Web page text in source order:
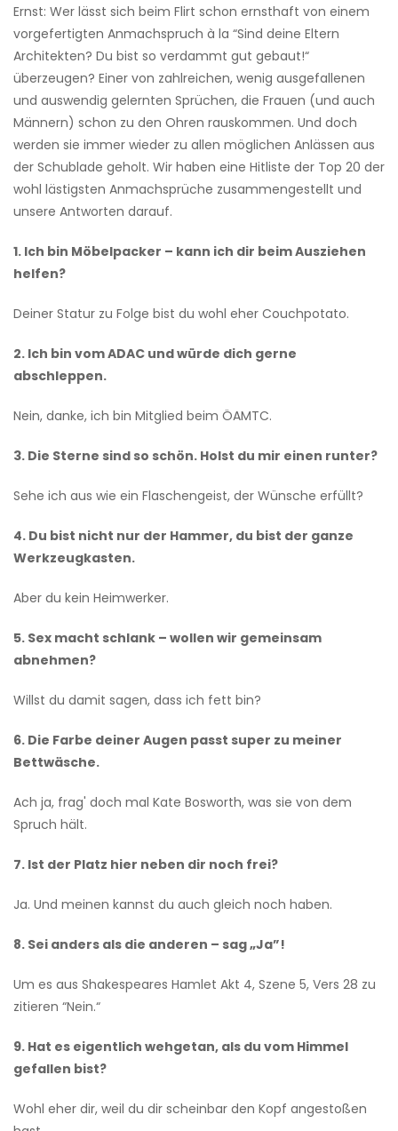
Ernst: Wer lässt sich beim Flirt schon ernsthaft von einem
vorgefertigten Anmachspruch à la “Sind deine Eltern
Architekten? Du bist so verdammt gut gebaut!“
überzeugen? Einer von zahlreichen, wenig ausgefallenen
und auswendig gelernten Sprüchen, die Frauen (und auch
Männern) schon zu den Ohren rauskommen. Und doch
werden sie immer wieder zu allen möglichen Anlässen aus
der Schublade geholt. Wir haben eine Hitliste der Top 20 der
wohl lästigsten Anmachsprüche zusammengestellt und
unsere Antworten darauf.
1. Ich bin Möbelpacker – kann ich dir beim Ausziehen
helfen?
Deiner Statur zu Folge bist du wohl eher Couchpotato.
2. Ich bin vom ADAC und würde dich gerne
abschleppen.
Nein, danke, ich bin Mitglied beim ÖAMTC.
3. Die Sterne sind so schön. Holst du mir einen runter?
Sehe ich aus wie ein Flaschengeist, der Wünsche erfüllt?
4. Du bist nicht nur der Hammer, du bist der ganze
Werkzeugkasten.
Aber du kein Heimwerker.
5. Sex macht schlank – wollen wir gemeinsam
abnehmen?
Willst du damit sagen, dass ich fett bin?
6. Die Farbe deiner Augen passt super zu meiner
Bettwäsche.
Ach ja, frag' doch mal Kate Bosworth, was sie von dem
Spruch hält.
7. Ist der Platz hier neben dir noch frei?
Ja. Und meinen kannst du auch gleich noch haben.
8. Sei anders als die anderen – sag „Ja”!
Um es aus Shakespeares Hamlet Akt 4, Szene 5, Vers 28 zu
zitieren “Nein.“
9. Hat es eigentlich wehgetan, als du vom Himmel
gefallen bist?
Wohl eher dir, weil du dir scheinbar den Kopf angestoßen